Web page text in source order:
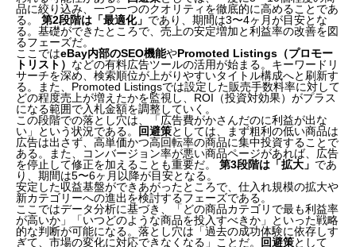
品に絞り込み、一つ一つのクオリティを徹底的に高めることであ
る。 第2段階は「最適化」 であり、期間は3〜4ヶ月が目安とな
る。基礎ができたところで、売上の安定増加と利益率の改善を図
るフェーズだ。
ここではeBay内部のSEO機能やPromoted Listings（プロモー
トリスト） などの有料広告ツールの活用が始まる。キーワードリ
サーチを深め、検索順位が上がりやすいタイトル構成へと刷新す
る。また、Promoted Listingsでは設定した販売手数料率に対して
どの程度売上が増えたかを監視し、ROI（投資対効果）がプラス
になる範囲で入札金額を調整していく。
この段階での落とし穴は、「広告費がかさんだのに利益が出な
い」という状況である。
回避策としては、まず粗利の低い商品は
広告は出さず、高単価かつ高回転率の商品に集中投資することで
ある。また、コンバージョン率が悪い商品ページがあれば、広告
を停止して修正を加えることも重要だ。 第3段階は「拡大」 であ
り、期間は5〜6ヶ月以降が目安となる。
安定した収益基盤ができあがったところで、仕入れ規模の拡大や
新カテゴリーへの進出を検討するフェーズである。
ここではデータ分析に基づき、「どの商品カテゴリで最も利益率
が高いか」「いつどのような商品を投入すべきか」といった戦略
的な判断が可能になる。落とし穴は「過去の成功体験に依存しす
ぎて、市場の変化に対応できなくなる」ことだ。
回避策として